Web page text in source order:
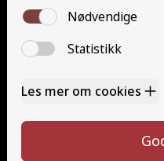
Trafikalt grunnkurs (TG)
Gods (YDG – YSK)
Person (YDP – YSK)
Kontakt
Priser